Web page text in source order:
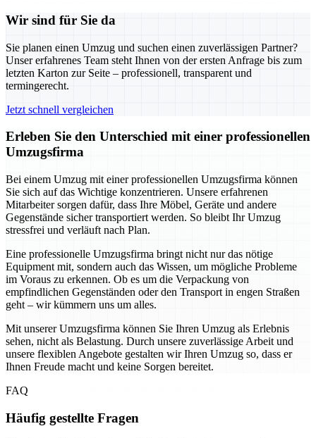
Wir sind für Sie da
Sie planen einen Umzug und suchen einen zuverlässigen Partner?
Unser erfahrenes Team steht Ihnen von der ersten Anfrage bis zum
letzten Karton zur Seite – professionell, transparent und
termingerecht.
Jetzt schnell vergleichen
Erleben Sie den Unterschied mit einer professionellen
Umzugsfirma
Bei einem Umzug mit einer professionellen Umzugsfirma können
Sie sich auf das Wichtige konzentrieren. Unsere erfahrenen
Mitarbeiter sorgen dafür, dass Ihre Möbel, Geräte und andere
Gegenstände sicher transportiert werden. So bleibt Ihr Umzug
stressfrei und verläuft nach Plan.
Eine professionelle Umzugsfirma bringt nicht nur das nötige
Equipment mit, sondern auch das Wissen, um mögliche Probleme
im Voraus zu erkennen. Ob es um die Verpackung von
empfindlichen Gegenständen oder den Transport in engen Straßen
geht – wir kümmern uns um alles.
Mit unserer Umzugsfirma können Sie Ihren Umzug als Erlebnis
sehen, nicht als Belastung. Durch unsere zuverlässige Arbeit und
unsere flexiblen Angebote gestalten wir Ihren Umzug so, dass er
Ihnen Freude macht und keine Sorgen bereitet.
FAQ
Häufig gestellte Fragen